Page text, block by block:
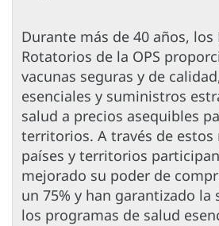
Durante más de 40 años, los
Rotatorios de la OPS
vacunas seguras y de
esenciales y suministros
salud a precios asequibles
territorios. A través de estos
países y territorios
mejorado su poder de
un 75% y han garantizado
los programas de salud